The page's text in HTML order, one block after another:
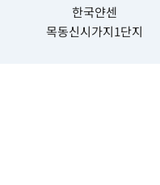
한국얀센
목동신시가지1단지